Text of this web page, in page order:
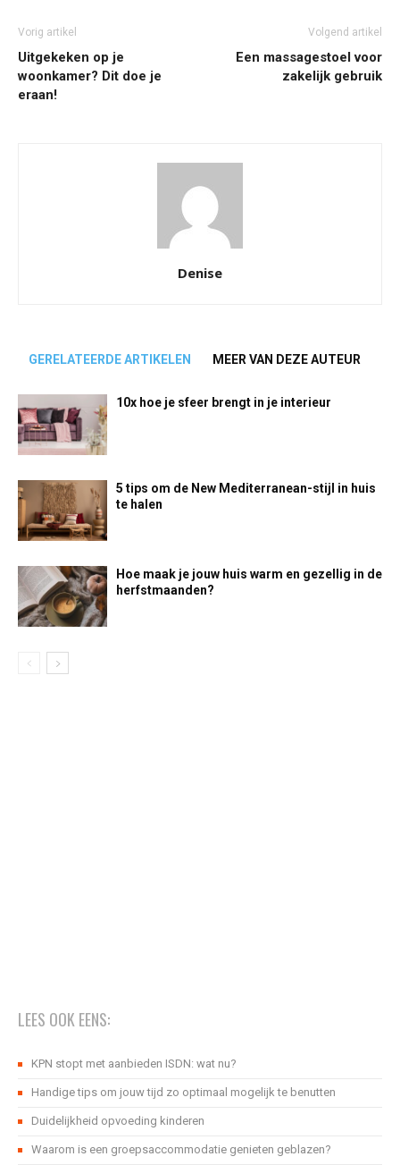
Vorig artikel
Uitgekeken op je
woonkamer? Dit doe je
eraan!
Volgend artikel
Een massagestoel voor
zakelijk gebruik
Denise
GERELATEERDE ARTIKELEN MEER VAN DEZE AUTEUR
10x hoe je sfeer brengt in je interieur
5 tips om de New Mediterranean-stijl in huis
te halen
Hoe maak je jouw huis warm en gezellig in de
herfstmaanden?
LEES OOK EENS:
KPN stopt met aanbieden ISDN: wat nu?
Handige tips om jouw tijd zo optimaal mogelijk te benutten
Duidelijkheid opvoeding kinderen
Waarom is een groepsaccommodatie genieten geblazen?